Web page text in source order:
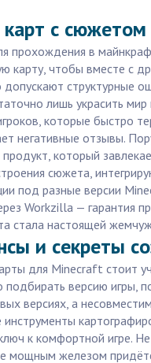
с
прохождения в
карту, чтобы вместе с
структурные
лишь украсить
которые быстро
негативные отзывы.
который
сюжета,
под разные версии
Workzilla — гарантия
стала настоящей
и секреты
для Minecraft стоит
версию игры,
версиях, а
к комфортной игре.
мощным железом